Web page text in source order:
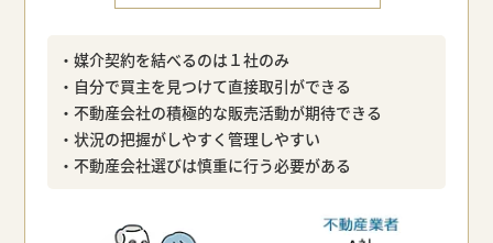
・媒介契約を結べるのは１社のみ
・自分で買主を見つけて直接取引ができる
・不動産会社の積極的な販売活動が期待できる
・状況の把握がしやすく管理しやすい
・不動産会社選びは慎重に行う必要がある